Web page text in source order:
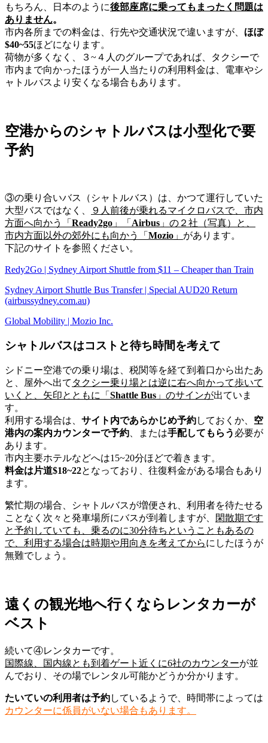
もちろん、日本のように後部座席に乗ってもまったく問題は
ありません。
市内各所までの料金は、行先や交通状況で違いますが、 ほぼ
$40~55ほどになります。
荷物が多くなく、３~４人のグループであれば、タクシーで
市内まで向かったほうが一人当たりの利用料金は、電車やシ
ャトルバスより安くなる場合もあります。
空港からのシャトルバスは小型化で要
予約
③の乗り合いバス（シャトルバス） は、かつて運行していた
大型バスではなく、
９人前後が乗れるマイクロバスで、市内
方面へ向かう
「 Ready2go 」「 Airbus 」 の２社（写真）と、
市内方面以外の郊外にも向かう
「 Mozio 」 があります。
下記のサイトを参照ください。
Redy2Go | Sydney Airport Shuttle from $11 – Cheaper than Train
Sydney Airport Shuttle Bus Transfer | Special AUD20 Return
(airbussydney.com.au)
Global Mobility | Mozio Inc.
シャトルバスはコストと待ち時間を考えて
シドニー空港での乗り場は、税関等を経て到着口から出たあ
と、屋外へ出て タクシー乗り場とは逆に右へ向かって歩いて
いくと、矢印とともに「 Shattle Bus 」のサインが出ていま
す。
利用する場合は、 サイト内であらかじめ予約しておくか、 空
港内の案内カウンターで予約 、または手配してもらう 必要が
あります。
市内主要ホテルなどへは15~20分ほどで着きます。
料金は片道$18~22となっており、往復料金がある場合もあり
ます。
繁忙期の場合、シャトルバスが増便され、利用者を待たせる
ことなく次々と発車場所にバスが到着しますが、
閑散期です
と予約していても、乗るのに30分待ちということもあるの
で、 利用する場合は時期や用向きを考えてからにしたほうが
無難でしょう。
遠くの観光地へ行くならレンタカーが
ベスト
続いて④レンタカーです。
国際線、国内線とも到着ゲート近くに6社のカウンターが並
んでおり、その場でレンタル可能かどうか分かります。
たいていの利用者は予約しているようで、時間帯によっては
カウンターに係員がいない場合もあります。